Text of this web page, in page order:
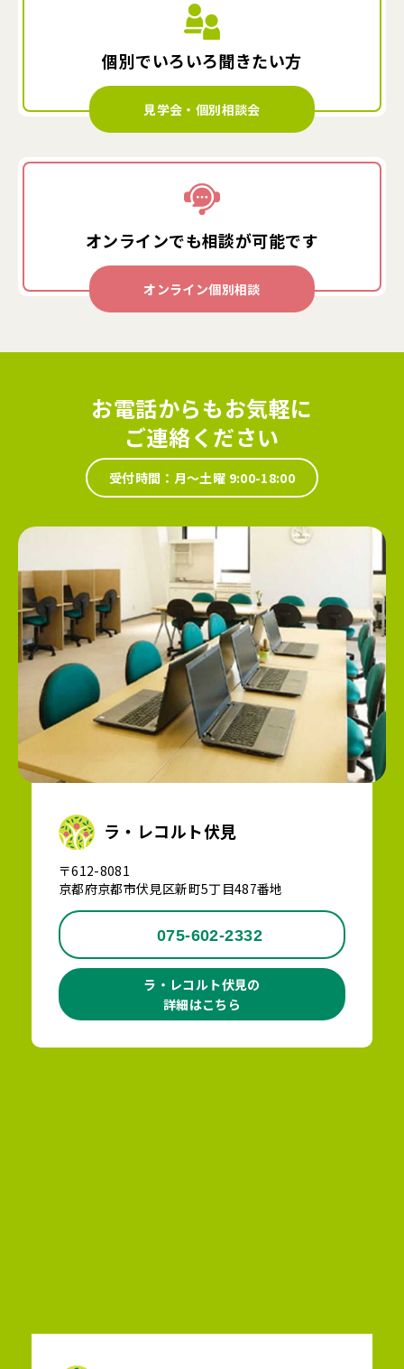
個別でいろいろ聞きたい方
見学会・個別相談会
オンラインでも相談が可能です
オンライン個別相談
お電話からもお気軽に
ご連絡ください
受付時間：月～土曜 9:00-18:00
ラ・レコルト伏見
〒612-8081
京都府京都市伏見区新町5丁目487番地
075-602-2332
ラ・レコルト伏見の
詳細はこちら